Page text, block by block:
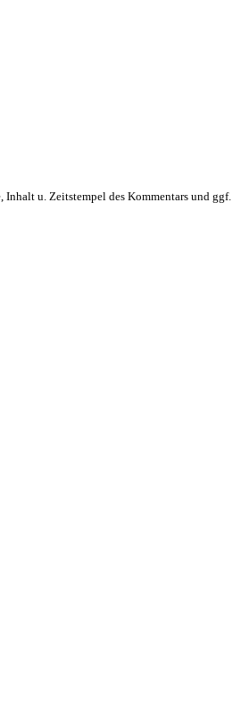
Inhalt u. Zeitstempel des Kommentars und ggf.